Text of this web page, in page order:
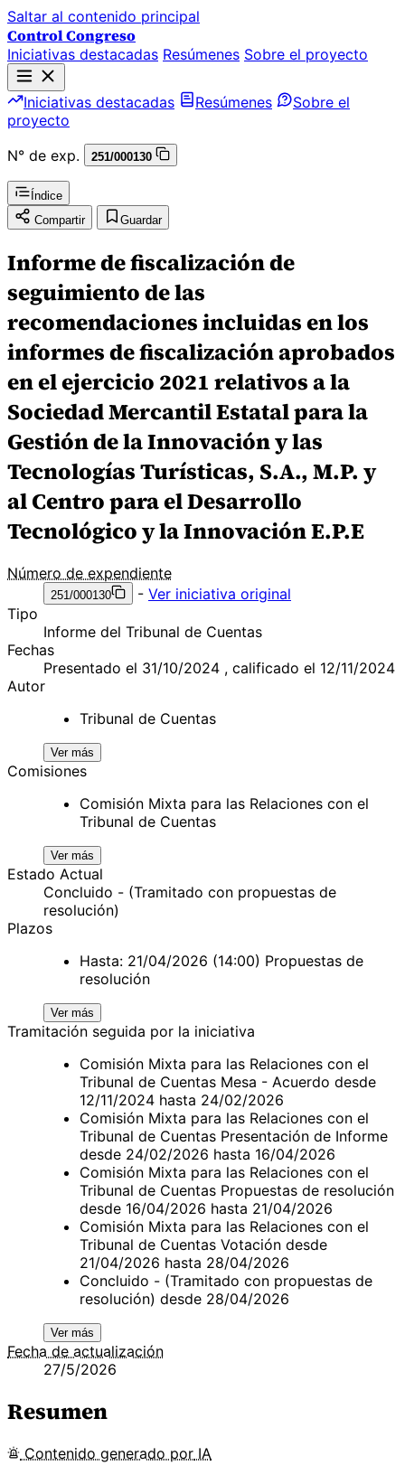
Saltar al contenido principal
Control Congreso
Iniciativas destacadas Resúmenes Sobre el proyecto
Iniciativas destacadas Resúmenes
Sobre el
proyecto
N° de exp.
251/000130
Índice
Compartir
Guardar
Informe de fiscalización de
seguimiento de las
recomendaciones incluidas en los
informes de fiscalización aprobados
en el ejercicio 2021 relativos a la
Sociedad Mercantil Estatal para la
Gestión de la Innovación y las
Tecnologías Turísticas, S.A., M.P. y
al Centro para el Desarrollo
Tecnológico y la Innovación E.P.E
Número de expendiente
251/000130 - Ver iniciativa original
Tipo
Informe del Tribunal de Cuentas
Fechas
Presentado el 31/10/2024 , calificado el 12/11/2024
Autor
Tribunal de Cuentas
Ver más
Comisiones
Comisión Mixta para las Relaciones con el
Tribunal de Cuentas
Ver más
Estado Actual
Concluido - (Tramitado con propuestas de
resolución)
Plazos
Hasta: 21/04/2026 (14:00) Propuestas de
resolución
Ver más
Tramitación seguida por la iniciativa
Comisión Mixta para las Relaciones con el
Tribunal de Cuentas Mesa - Acuerdo desde
12/11/2024 hasta 24/02/2026
Comisión Mixta para las Relaciones con el
Tribunal de Cuentas Presentación de Informe
desde 24/02/2026 hasta 16/04/2026
Comisión Mixta para las Relaciones con el
Tribunal de Cuentas Propuestas de resolución
desde 16/04/2026 hasta 21/04/2026
Comisión Mixta para las Relaciones con el
Tribunal de Cuentas Votación desde
21/04/2026 hasta 28/04/2026
Concluido - (Tramitado con propuestas de
resolución) desde 28/04/2026
Ver más
Fecha de actualización
27/5/2026
Resumen
Contenido generado por IA